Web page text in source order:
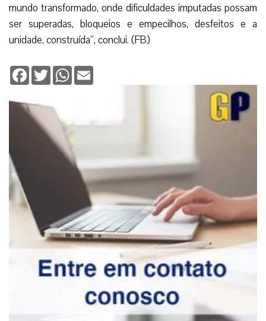
mundo transformado, onde dificuldades imputadas possam
ser superadas, bloqueios e empecilhos, desfeitos e a
unidade, construída”, conclui. (FB)
Facebook
TwitterWhatsApp